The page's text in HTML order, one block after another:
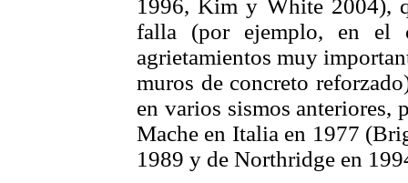
1996, Kim y White 2004),
falla (por ejemplo, en el
agrietamientos muy
muros de concreto
en varios sismos anteriores,
Mache en Italia en 1977
1989 y de Northridge en